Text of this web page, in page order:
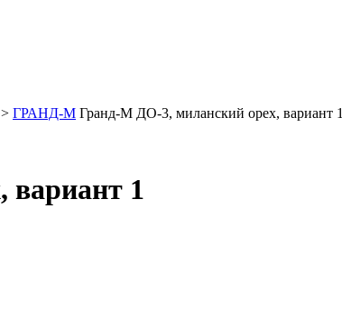
> ГРАНД-М Гранд-М ДО-3, миланский орех, вариант 1
1